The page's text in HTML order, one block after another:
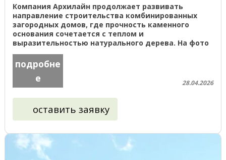
Компания Архилайн продолжает развивать
направление строительства комбинированных
загородных домов, где прочность каменного
основания сочетается с теплом и
выразительностью натурального дерева. На фото
представлен деревянный дом на капитальном ...
подробне
е
28.04.2026
оставить заявку